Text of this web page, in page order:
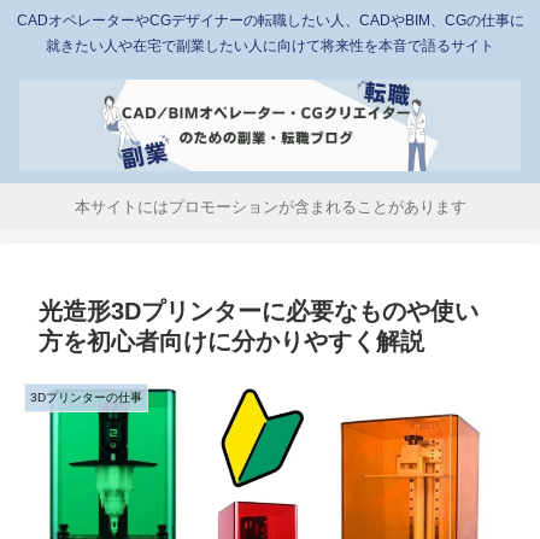
CADオペレーターやCGデザイナーの転職したい人、CADやBIM、CGの仕事に
就きたい人や在宅で副業したい人に向けて将来性を本音で語るサイト
本サイトにはプロモーションが含まれることがあります
光造形3Dプリンターに必要なものや使い
方を初心者向けに分かりやすく解説
3Dプリンターの仕事